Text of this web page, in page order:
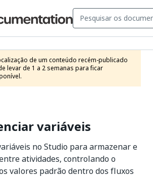
de um conteúdo recém-publicado
levar de 1 a 2 semanas para ficar
variáveis
no Studio para armazenar e
atividades, controlando o
valores padrão dentro dos fluxos